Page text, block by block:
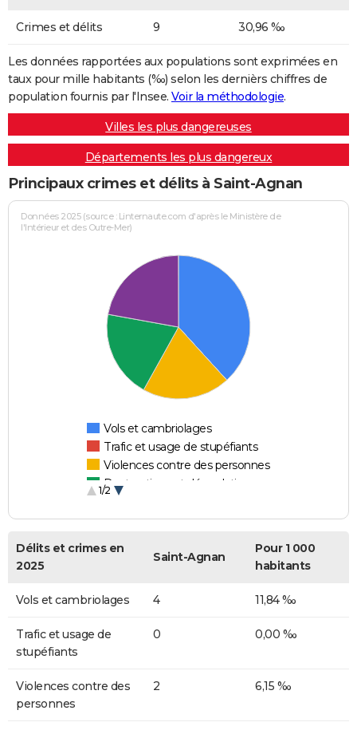
Crimes et délits 9 30,96 ‰
Les données rapportées aux populations sont exprimées en
taux pour mille habitants (‰) selon les dernièrs chiffres de
population fournis par l'Insee. Voir la méthodologie.
Villes les plus dangereuses
Départements les plus dangereux
Principaux crimes et délits à Saint-Agnan
Données 2025 (source : Linternaute.com d'après le Ministère de
l'Intérieur et des Outre-Mer)
Vols et cambriolages
Trafic et usage de stupéfiants
Violences contre des personnes
Destructions et dégradations
1/2
Délits et crimes en
2025
Saint-Agnan
Pour 1 000
habitants
Vols et cambriolages 4 11,84 ‰
Trafic et usage de
stupéfiants
0 0,00 ‰
Violences contre des
personnes
2 6,15 ‰